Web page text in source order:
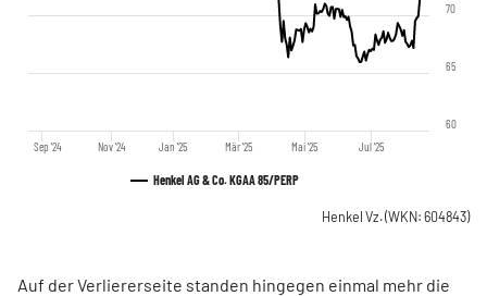
Henkel AG & Co. KGAA 85/PERP
Sep '24 Nov '24 Jan '25 Mär '25 Mai '25 Jul '25
60
65
70
Henkel Vz.(WKN: 604843)
Auf der Verliererseite standen hingegen einmal mehr die